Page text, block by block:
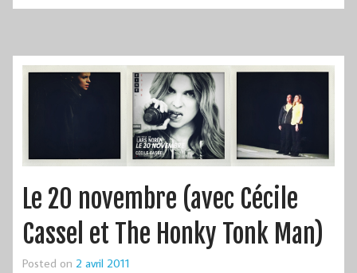
Le 20 novembre (avec Cécile
Cassel et The Honky Tonk Man)
Posted on 2 avril 2011